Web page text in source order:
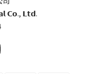
𝗖𝗼., 𝗟𝘁𝗱.